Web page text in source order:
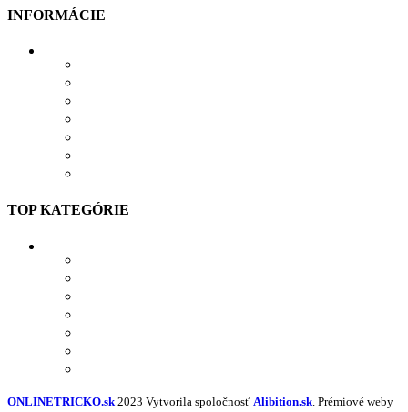
INFORMÁCIE
TOP KATEGÓRIE
ONLINETRICKO.sk 2023 Vytvorila spoločnosť Alibition.sk . Prémiové weby